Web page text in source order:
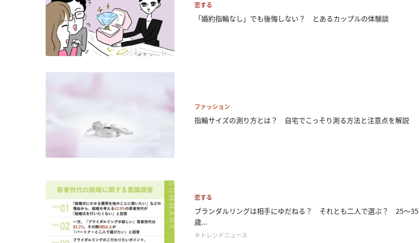
恋する
「婚約指輪なし」でも後悔しない？ とあるカップルの体験談
ファッション
指輪サイズの測り方とは？ 自宅でこっそり測る方法と注意点を解説
恋する
ブランダルリングは相手にゆだねる？ それとも二人で選ぶ？ 25～35
歳...
＃トレンドニュース